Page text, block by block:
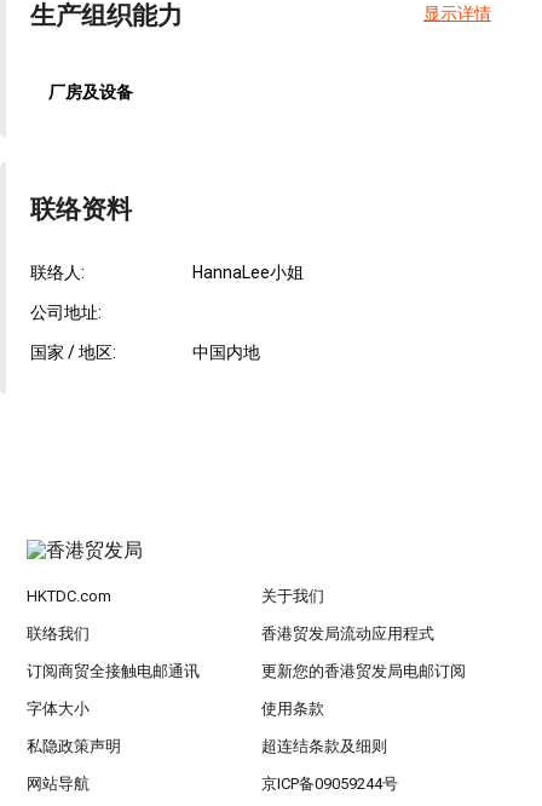
生产组织能力 显示详情
厂房及设备
联络资料
联络人: HannaLee小姐
公司地址:
国家 / 地区: 中国内地
HKTDC.com 关于我们
联络我们 香港贸发局流动应用程式
订阅商贸全接触电邮通讯 更新您的香港贸发局电邮订阅
字体大小 使用条款
私隐政策声明 超连结条款及细则
网站导航 京ICP备09059244号